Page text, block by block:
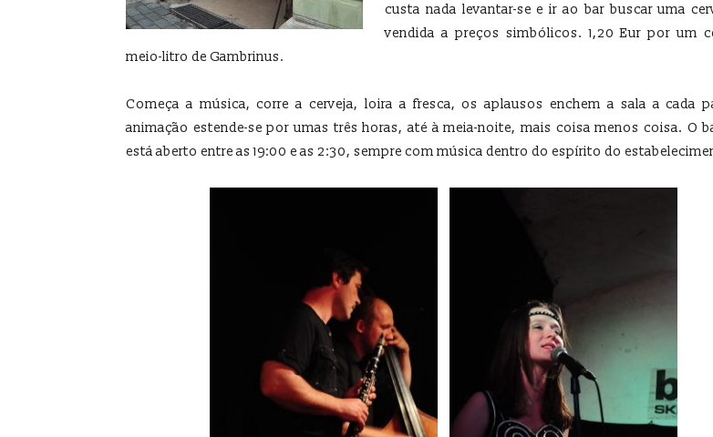
custa nada levantar-se e ir ao bar buscar uma
vendida a preços simbólicos. 1,20 Eur por um
meio-litro de Gambrinus.
Começa a música, corre a cerveja, loira a fresca, os aplausos enchem a sala a cada
animação estende-se por umas três horas, até à meia-noite, mais coisa menos coisa. O
está aberto entre as 19:00 e as 2:30, sempre com música dentro do espírito do